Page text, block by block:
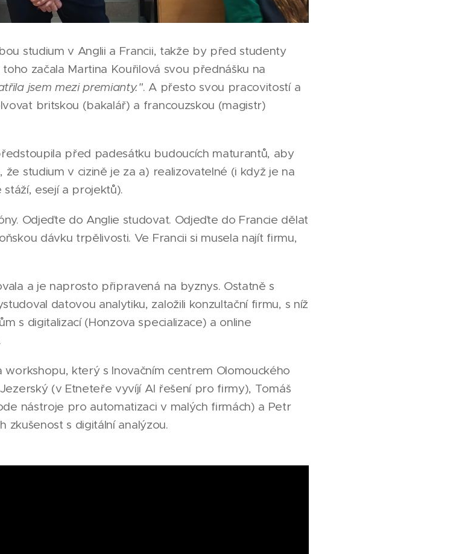
studium v Anglii a Francii, takže by před studenty
začala Martina Kouřilová svou přednášku na
jsem mezi premianty.". A přesto svou pracovitostí a
britskou (bakalář) a francouzskou (magistr)
před padesátku budoucích maturantů, aby
studium v cizině je za a) realizovatelné (i když je na
esejí a projektů).
Odjeďte do Anglie studovat. Odjeďte do Francie dělat
dávku trpělivosti. Ve Francii si musela najít firmu,
a je naprosto připravená na byznys. Ostatně s
datovou analytiku, založili konzultační firmu, s níž
s digitalizací (Honzova specializace) a online
který s Inovačním centrem Olomouckého
(v Etneteře vyvíjí AI řešení pro firmy), Tomáš
nástroje pro automatizaci v malých firmách) a Petr
zkušenost s digitální analýzou.